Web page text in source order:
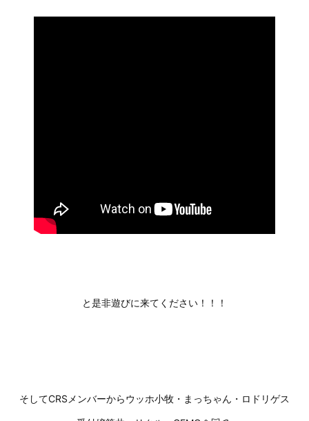
と是非遊びに来てください！！！
そしてCRSメンバーからウッホ小牧・まっちゃん・ロドリゲス